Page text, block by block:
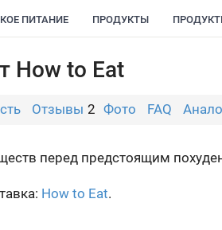
ПИТАНИЕ ПРОДУКТЫ
How to Eat
Отзывы 2 Фото FAQ
перед предстоящим
How to Eat.